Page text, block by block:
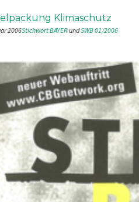
Klimaschutz
2006Stichwort BAYER und SWB 01/2006